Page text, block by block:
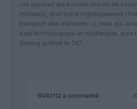
cet appareil qui a connu son lot de
moteurs), était lourd logistiquement
transport des éléments…), mais qui
saut technologique et médiatique, aura
Boeing qu’était le 747.
GVA1112 a commenté :